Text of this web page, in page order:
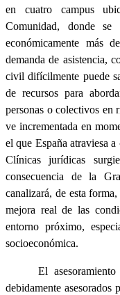
en cuatro campus
Comunidad, donde se
económicamente más
demanda de asistencia,
civil difícilmente puede
de recursos para
personas o colectivos en
ve incrementada en
el que España atraviesa
Clínicas jurídicas
consecuencia de la
canalizará, de esta
mejora real de las
entorno próximo,
socioeconómica.
El
debidamente asesorados